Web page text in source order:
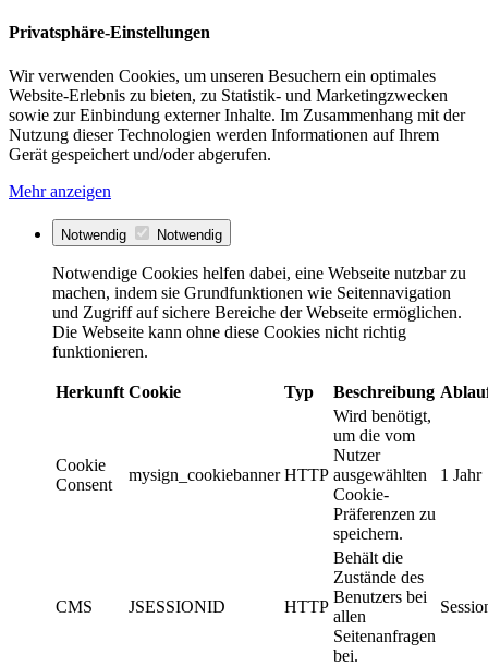
Privatsphäre-Einstellungen
Wir verwenden Cookies, um unseren Besuchern ein optimales
Website-Erlebnis zu bieten, zu Statistik- und Marketingzwecken
sowie zur Einbindung externer Inhalte. Im Zusammenhang mit der
Nutzung dieser Technologien werden Informationen auf Ihrem
Gerät gespeichert und/oder abgerufen.
Mehr anzeigen
Notwendig Notwendig
Notwendige Cookies helfen dabei, eine Webseite nutzbar zu
machen, indem sie Grundfunktionen wie Seitennavigation
und Zugriff auf sichere Bereiche der Webseite ermöglichen.
Die Webseite kann ohne diese Cookies nicht richtig
funktionieren.
Herkunft Cookie Typ Beschreibung
Cookie
Consent
mysign_cookiebanner HTTP
Wird benötigt,
um die vom
Nutzer
ausgewählten
Cookie-
Präferenzen zu
speichern.
1 Jahr
CMS JSESSIONID HTTP
Behält die
Zustände des
Benutzers bei
allen
Seitenanfragen
bei.